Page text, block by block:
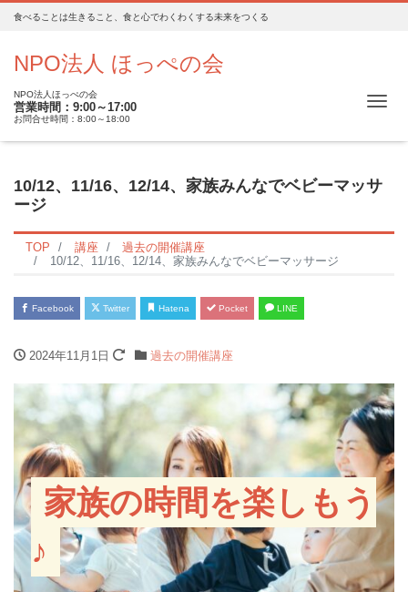
食べることは生きること、食と心でわくわくする未来をつくる
NPO法人 ほっぺの会
NPO法人ほっぺの会
営業時間：9:00～17:00
お問合せ時間：8:00～18:00
10/12、11/16、12/14、家族みんなでベビーマッサ
ージ
TOP 講座
過去の開催講座
10/12、11/16、12/14、家族みんなでベビーマッサージ
Facebook Twitter Hatena Pocket LINE
2024年11月1日 過去の開催講座
家族の時間を楽しもう
♪